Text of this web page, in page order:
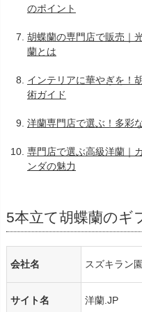
のポイント
胡蝶蘭の専門店で販売｜
蘭とは
インテリアに華やぎを！
術ガイド
洋蘭専門店で選ぶ！多彩
専門店で選ぶ高級洋蘭｜
ンダの魅力
5本立て胡蝶蘭のギ
会社名 スズキラン園
サイト名 洋蘭.JP